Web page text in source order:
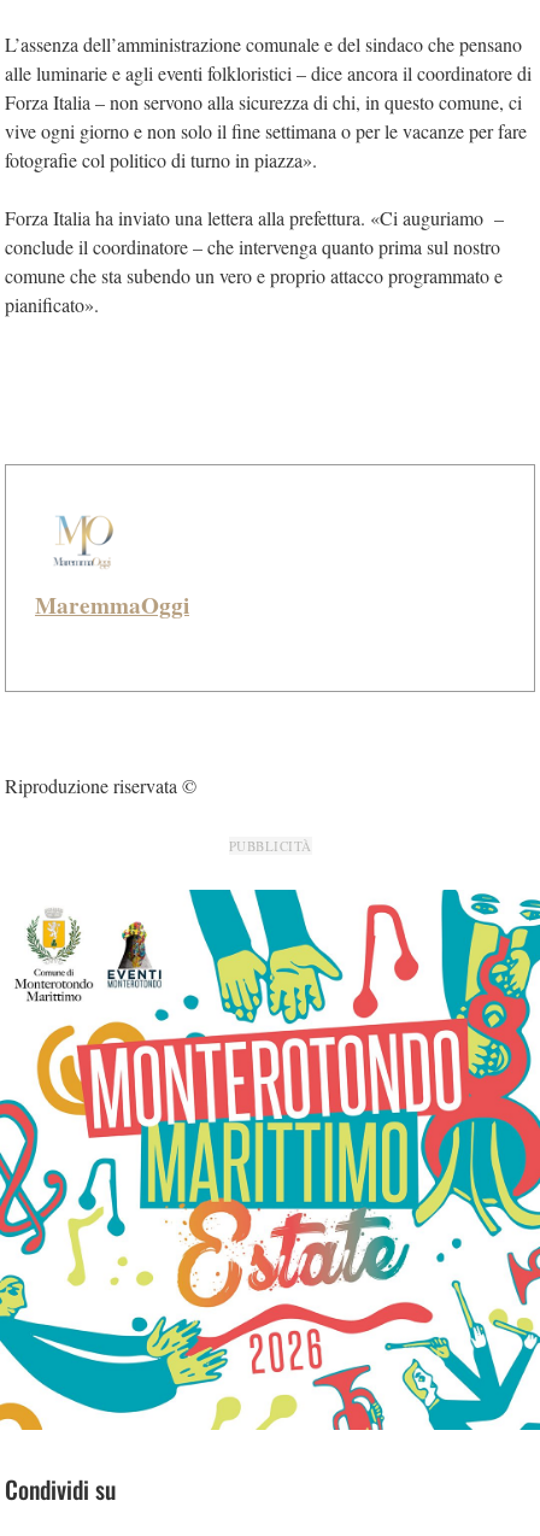
L’assenza dell’amministrazione comunale e del sindaco che pensano
alle luminarie e agli eventi folkloristici – dice ancora il coordinatore di
Forza Italia – non servono alla sicurezza di chi, in questo comune, ci
vive ogni giorno e non solo il fine settimana o per le vacanze per fare
fotografie col politico di turno in piazza».
Forza Italia ha inviato una lettera alla prefettura. «Ci auguriamo –
conclude il coordinatore – che intervenga quanto prima sul nostro
comune che sta subendo un vero e proprio attacco programmato e
pianificato».
MaremmaOggi
Riproduzione riservata ©
PUBBLICITÀ
Condividi su